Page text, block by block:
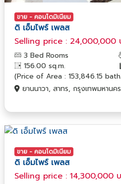
ขาย - คอนโดมิเนียม
ดิ เอ็มไพร์ เพลส
Selling price : 24,000,000
3 Bed Rooms
156.00 sq.m.
(Price of Area : 153,846.15
ยานนาวา, สาทร, กรุงเทพมหานคร
ขาย - คอนโดมิเนียม
ดิ เอ็มไพร์ เพลส
Selling price : 14,300,000